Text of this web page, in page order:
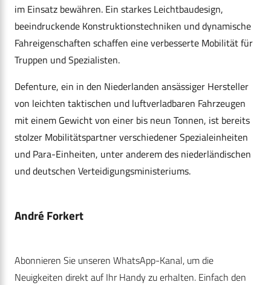
im Einsatz bewähren. Ein starkes Leichtbaudesign,
beeindruckende Konstruktionstechniken und dynamische
Fahreigenschaften schaffen eine verbesserte Mobilität für
Truppen und Spezialisten.
Defenture, ein in den Niederlanden ansässiger Hersteller
von leichten taktischen und luftverladbaren Fahrzeugen
mit einem Gewicht von einer bis neun Tonnen, ist bereits
stolzer Mobilitätspartner verschiedener Spezialeinheiten
und Para-Einheiten, unter anderem des niederländischen
und deutschen Verteidigungsministeriums.
André Forkert
Abonnieren Sie unseren WhatsApp-Kanal, um die
Neuigkeiten direkt auf Ihr Handy zu erhalten. Einfach den